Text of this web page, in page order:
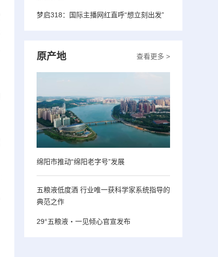
梦启318：国际主播网红直呼“想立刻出发”
查看更多 >
原产地
绵阳市推动“绵阳老字号”发展
五粮液低度酒 行业唯一获科学家系统指导的
典范之作
29°五粮液・一见倾心官宣发布